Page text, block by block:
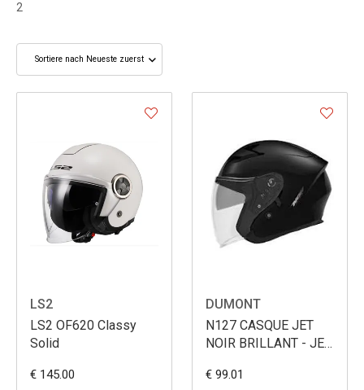
2
LS2
LS2 OF620 Classy
Solid
€ 145.00
DUMONT
N127 CASQUE JET
NOIR BRILLANT - JET
€ 99.01